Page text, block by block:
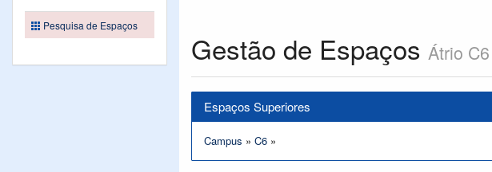
Gestão de Espaços Átrio C6
Espaços Superiores
Campus » C6 »
Pesquisa de Espaços